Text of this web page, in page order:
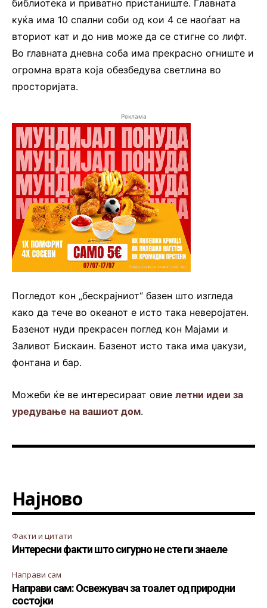
библиотека и приватно пристаниште. Главната
куќа има 10 спални соби од кои 4 се наоѓаат на
вториот кат и до нив може да се стигне со лифт.
Во главната дневна соба има прекрасно огниште и
огромна врата која обезбедува светлина во
просторијата.
Реклама
Погледот кон „бескрајниот“ базен што изгледа
како да тече во океанот е исто така неверојатен.
Базенот нуди прекрасен поглед кон Мајами и
Заливот Бискаин. Базенот исто така има џакузи,
фонтана и бар.
Можеби ќе ве интересираат овие летни идеи за
уредување на вашиот дом.
Најново
Факти и цитати
Интересни факти што сигурно не сте ги знаеле
Направи сам
Направи сам: Освежувач за тоалет од природни
состојки